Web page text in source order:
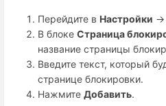
Перейдите в Настройки →
В блоке Страница
название страницы
Введите текст, который
странице блокировки.
Нажмите Добавить.